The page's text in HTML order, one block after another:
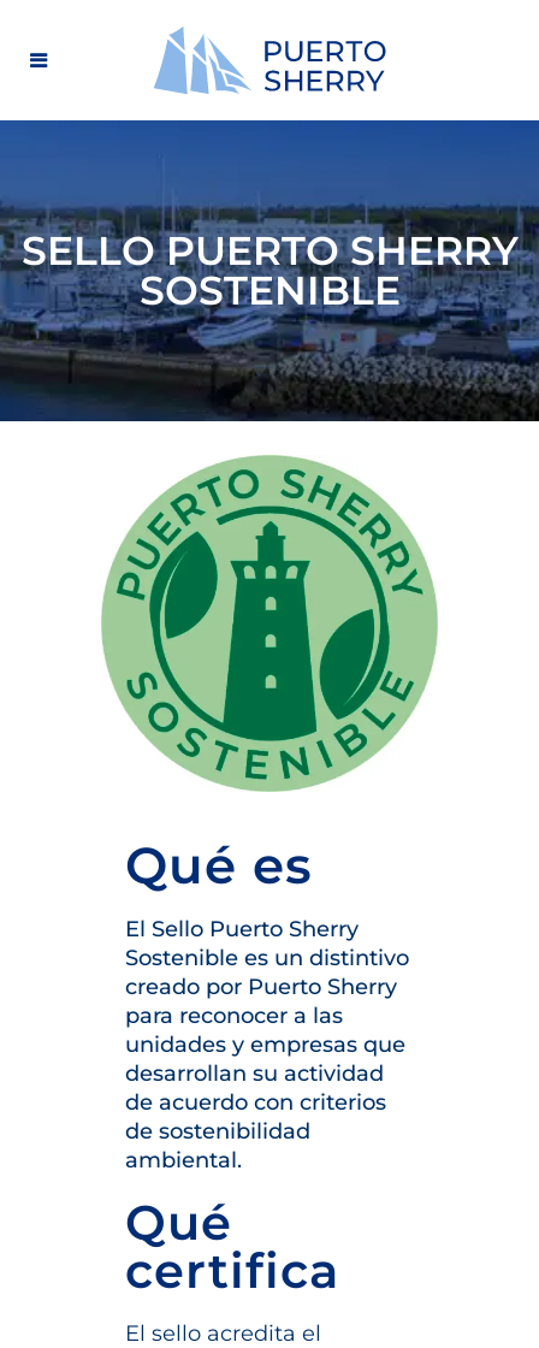
SELLO PUERTO SHERRY
SOSTENIBLE
Qué es
El Sello Puerto Sherry
Sostenible es un distintivo
creado por Puerto Sherry
para reconocer a las
unidades y empresas que
desarrollan su actividad
de acuerdo con criterios
de sostenibilidad
ambiental.
Qué
certifica
El sello acredita el